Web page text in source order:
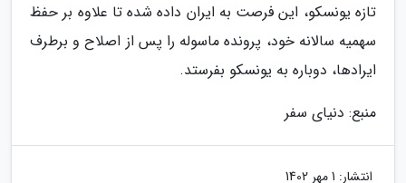
تازه یونسکو، این فرصت به ایران داده شده تا علاوه بر حفظ
سهمیه سالانه خود، پرونده ماسوله را پس از اصلاح و برطرف
ایرادها، دوباره به یونسکو بفرستد.
منبع: دنیای سفر
انتشار: 1 مهر 1402